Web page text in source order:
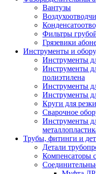
Вантузы
Фильтры
Грязевики
Инструменты и
Инструменты
Инструменты
полиэтилена
Инструменты
Инструменты
Круги для
Сварочное
Инструменты
Трубы, фитинги и
Детали
Компенсаторы